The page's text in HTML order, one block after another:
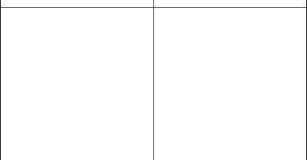
Обладнання: реле
Кількість фаз: 3
Номінальний струм, А: 8А
Серія: PZAK
Кількість модулів: 1
Монтаж: Din-рейка Обладнання: реле напруги
Кількість фаз: 1
Номінальний струм, А: 16А
Серія: HRN
Кількість модулів: 1
Монтаж: Din-рейка